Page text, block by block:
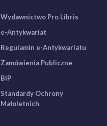
Wydawnictwo Pro Libris
e-Antykwariat
Regulamin e-Antykwariatu
Zamówienia Publiczne
BIP
Standardy Ochrony
Małoletnich